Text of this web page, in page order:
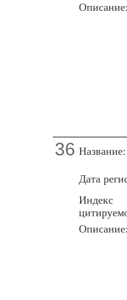
Описание:
36 Название:
Дата
Индекс
Описание: